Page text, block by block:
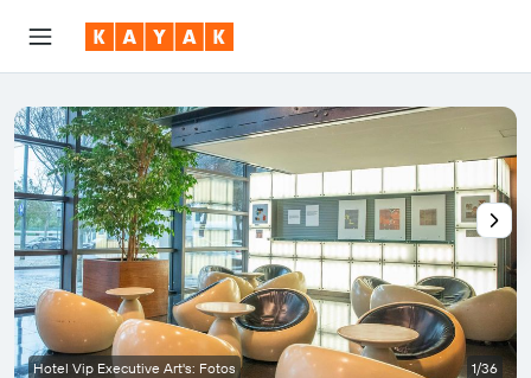
Hotel Vip Executive Art's: Fotos 1/36